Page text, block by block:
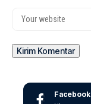
Facebook